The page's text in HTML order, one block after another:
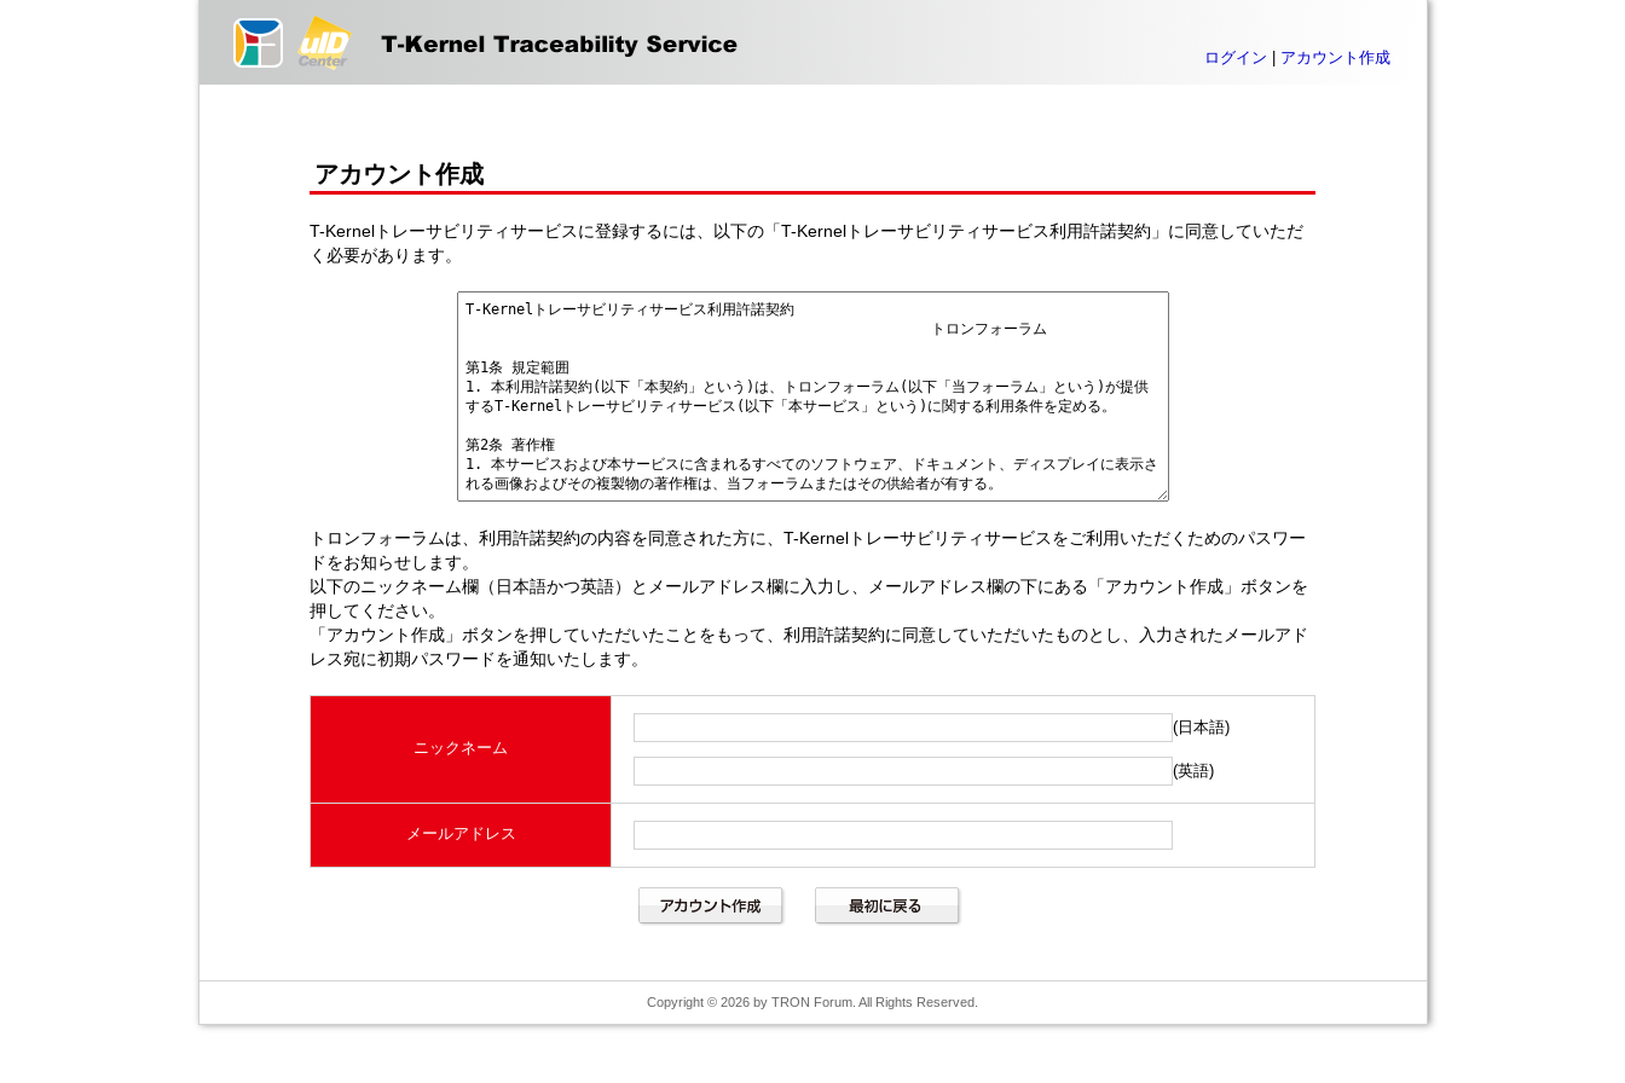
ログイン アカウント作成
アカウント作成
T-Kernelトレーサビリティサービスに登録するには、以下の「T-Kernelトレーサビリティサービス利用許諾契約」に同意していただ
く必要があります。
トロンフォーラムは、利用許諾契約の内容を同意された方に、T-Kernelトレーサビリティサービスをご利用いただくためのパスワー
ドをお知らせします。
以下のニックネーム欄（日本語かつ英語）とメールアドレス欄に入力し、メールアドレス欄の下にある「アカウント作成」ボタンを
押してください。
「アカウント作成」ボタンを押していただいたことをもって、利用許諾契約に同意していただいたものとし、入力されたメールアド
レス宛に初期パスワードを通知いたします。
ニックネーム
(日本語)
(英語)
メールアドレス
Copyright © 2026 by TRON Forum. All Rights Reserved.